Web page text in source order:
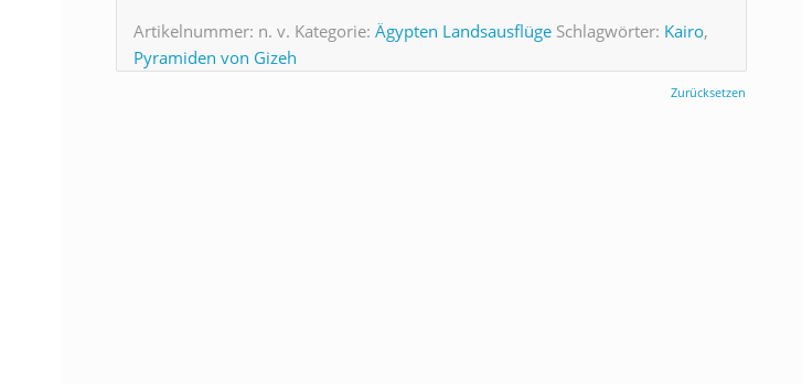
Zurücksetzen
Artikelnummer: n. v. Kategorie: Ägypten Landsausflüge Schlagwörter: Kairo,
Pyramiden von Gizeh